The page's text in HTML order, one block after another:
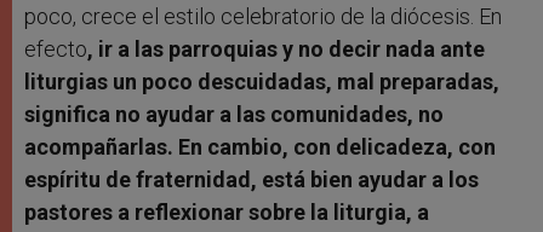
poco, crece el estilo celebratorio de la diócesis. En
efecto, ir a las parroquias y no decir nada ante
liturgias un poco descuidadas, mal preparadas,
significa no ayudar a las comunidades, no
acompañarlas. En cambio, con delicadeza, con
espíritu de fraternidad, está bien ayudar a los
pastores a reflexionar sobre la liturgia, a